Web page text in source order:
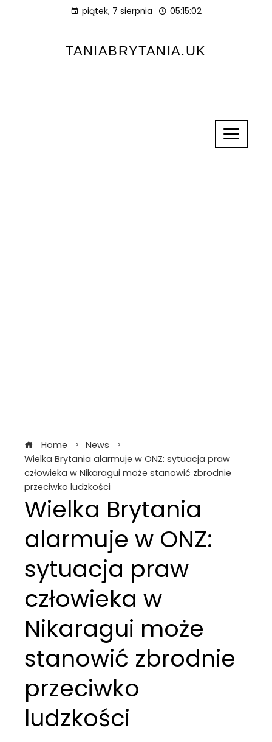
piątek, 7 sierpnia 05:15:03
TANIABRYTANIA.UK
Home
News
Wielka Brytania alarmuje w ONZ: sytuacja praw
człowieka w Nikaragui może stanowić zbrodnie
przeciwko ludzkości
Wielka Brytania
alarmuje w ONZ:
sytuacja praw
człowieka w
Nikaragui może
stanowić zbrodnie
przeciwko
ludzkości